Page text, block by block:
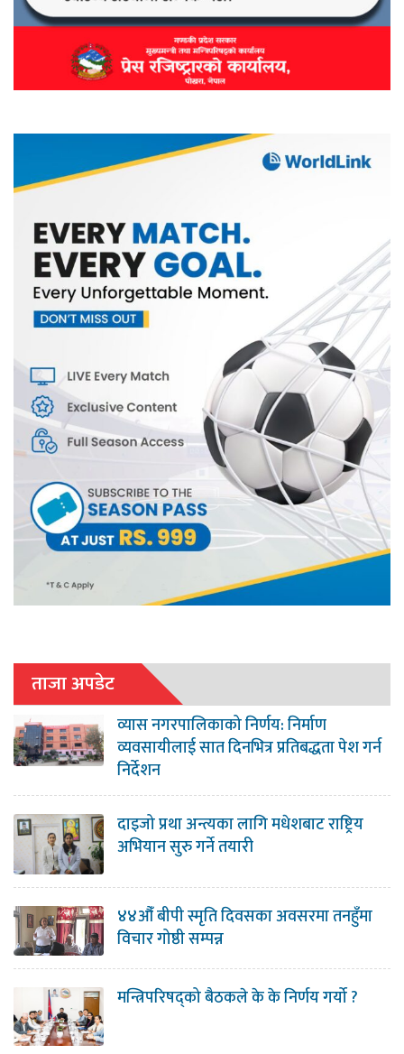
ताजा अपडेट
व्यास नगरपालिकाको निर्णय: निर्माण
व्यवसायीलाई सात दिनभित्र प्रतिबद्धता पेश गर्न
निर्देशन
दाइजो प्रथा अन्त्यका लागि मधेशबाट राष्ट्रिय
अभियान सुरु गर्ने तयारी
४४औँ बीपी स्मृति दिवसका अवसरमा तनहुँमा
विचार गोष्ठी सम्पन्न
मन्त्रिपरिषद्को बैठकले के के निर्णय गर्यो ?